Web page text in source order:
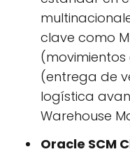
clave como
(movimientos
(entrega de
logística
Warehouse
Oracle SCM